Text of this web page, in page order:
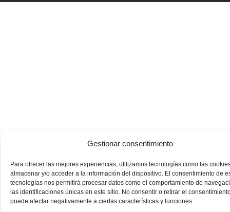
Gestionar consentimiento
Para ofrecer las mejores experiencias, utilizamos tecnologías como las
almacenar y/o acceder a la información del dispositivo. El consentimiento de
tecnologías nos permitirá procesar datos como el comportamiento de
las identificaciones únicas en este sitio. No consentir o retirar el
puede afectar negativamente a ciertas características y funciones.